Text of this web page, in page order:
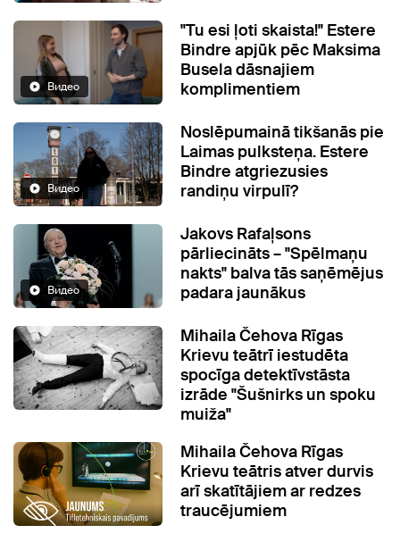
Видео
"Tu esi ļoti skaista!" Estere
Bindre apjūk pēc Maksima
Busela dāsnajiem
komplimentiem
Видео
Noslēpumainā tikšanās pie
Laimas pulksteņa. Estere
Bindre atgriezusies
randiņu virpulī?
Видео
Jakovs Rafaļsons
pārliecināts – "Spēlmaņu
nakts" balva tās saņēmējus
padara jaunākus
Mihaila Čehova Rīgas
Krievu teātrī iestudēta
spocīga detektīvstāsta
izrāde "Šušnirks un spoku
muiža"
Mihaila Čehova Rīgas
Krievu teātris atver durvis
arī skatītājiem ar redzes
traucējumiem